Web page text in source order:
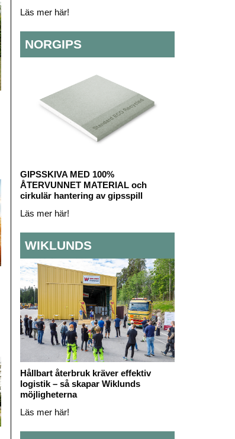
Läs mer här!
NORGIPS
GIPSSKIVA MED 100%
ÅTERVUNNET MATERIAL och
cirkulär hantering av gipsspill
Läs mer här!
WIKLUNDS
Hållbart återbruk kräver effektiv
logistik – så skapar Wiklunds
möjligheterna
Läs mer här!